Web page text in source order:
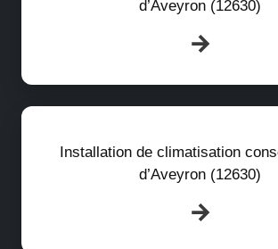
d’Aveyron (12630)
Installation de climatisation
d’Aveyron (12630)